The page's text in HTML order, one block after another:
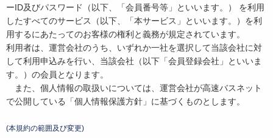
ーID及びパスワード（以下、「会員番号等」といいます。） を利用
したすべてのサービス（以下、「本サービス」といいます。）を利
用するにあたってのお客様の権利と義務が規定されています。
利用者は、運営会社のうち、いずれか一社を選択して当該会社に対
して利用申込みを行い、当該会社（以下「会員登録会社」といいま
す。）の会員となります。
また、個人情報の取扱いについては、運営会社が高速バスネット
で公開している「個人情報保護方針」に基づくものとします。
(本規約の範囲及び変更)